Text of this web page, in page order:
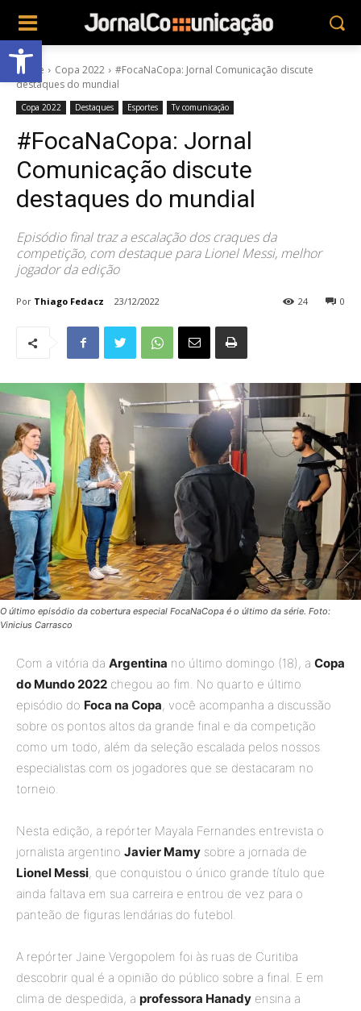
Abrir a barra de ferramentas
Home Copa 2022
#FocaNaCopa: Jornal Comunicação discute
destaques do mundial
Copa 2022 Destaques Esportes Tv comunicação
#FocaNaCopa: Jornal
Comunicação discute
destaques do mundial
Episódio final traz a escalação dos craques da
competição, com destaque para Lionel Messi, melhor
jogador da edição
Por Thiago Fedacz 23/12/2022 0
24
O último episódio da cobertura especial FocaNaCopa é o último da série. Foto:
Vinicius Carrasco
Com a vitória da Argentina no último domingo (18), a Copa
do Mundo 2022 chegou ao fim. No quarto e último
episódio do Foca na Copa, você acompanha a discussão
sobre os pontos altos da grande final e da competição
como um todo, além da seleção escalada pelos nossos
especialistas com os jogadores que se destacaram no
torneio.
Nesta edição, a repórter Mayala Fernandes entrevista o
jornalista argentino Javier Mamy sobre a jornada de
Lionel Messi, que conquistou o único grande título que
ainda faltava em sua carreira e entrou de vez para o
panteão de figuras lendárias do futebol.
A repórter Jaine Vergopolem foi às ruas de Curitiba
descobrir qual é a opinião do público sobre a final. E em
clima de despedida, a professora Hanady ensina a